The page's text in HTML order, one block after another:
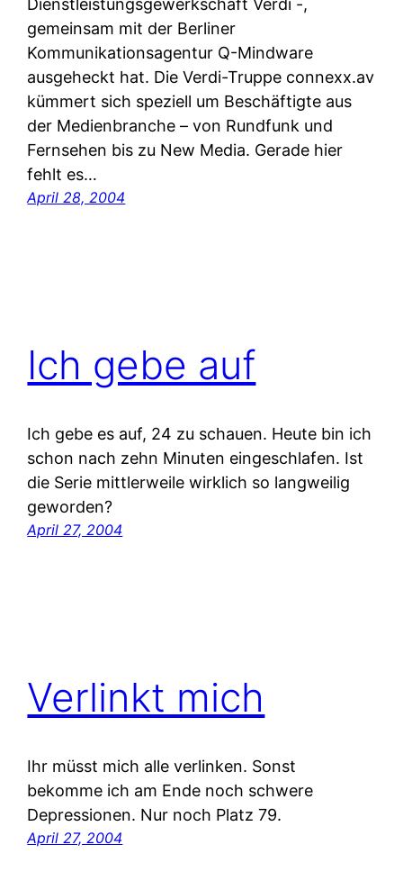
gemeinsam mit der Berliner
Kommunikationsagentur Q-Mindware
ausgeheckt hat. Die Verdi-Truppe connexx.av
kümmert sich speziell um Beschäftigte aus
der Medienbranche – von Rundfunk und
Fernsehen bis zu New Media. Gerade hier
fehlt es…
April 28, 2004
Ich gebe auf
Ich gebe es auf, 24 zu schauen. Heute bin ich
schon nach zehn Minuten eingeschlafen. Ist
die Serie mittlerweile wirklich so langweilig
geworden?
April 27, 2004
Verlinkt mich
Ihr müsst mich alle verlinken. Sonst
bekomme ich am Ende noch schwere
Depressionen. Nur noch Platz 79.
April 27, 2004